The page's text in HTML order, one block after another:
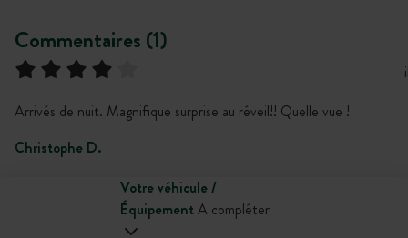
Commentaires (1)
Arrivés de nuit. Magnifique surprise au réveil!! Quelle vue !
Christophe D.
Votre véhicule /
ÉquipementA compléter